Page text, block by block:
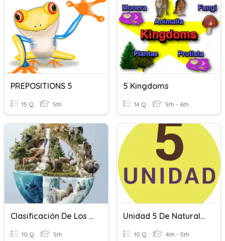
PREPOSITIONS 5
15 Q 5th
5 Kingdoms
14 Q 5th - 6th
Clasificación De Los Seres Vivos En Los 5 Reinos
10 Q 5th
Unidad 5 De Naturales
10 Q 4th - 5th